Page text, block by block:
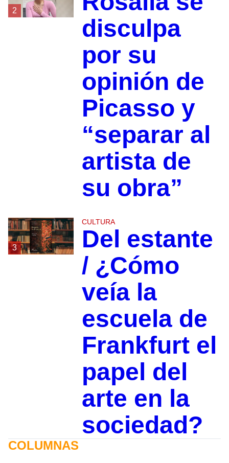
2
disculpa
por su
opinión de
Picasso y
“separar al
artista de
su obra”
3
CULTURA
Del estante
/ ¿Cómo
veía la
escuela de
Frankfurt el
papel del
arte en la
sociedad?
COLUMNAS